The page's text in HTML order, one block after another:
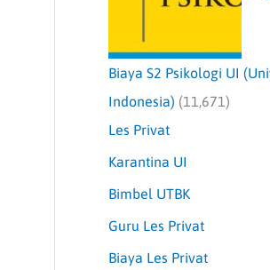
Biaya S2 Psikologi UI
Indonesia) (11,671)
Les Privat
Karantina UI
Bimbel UTBK
Guru Les Privat
Biaya Les Privat